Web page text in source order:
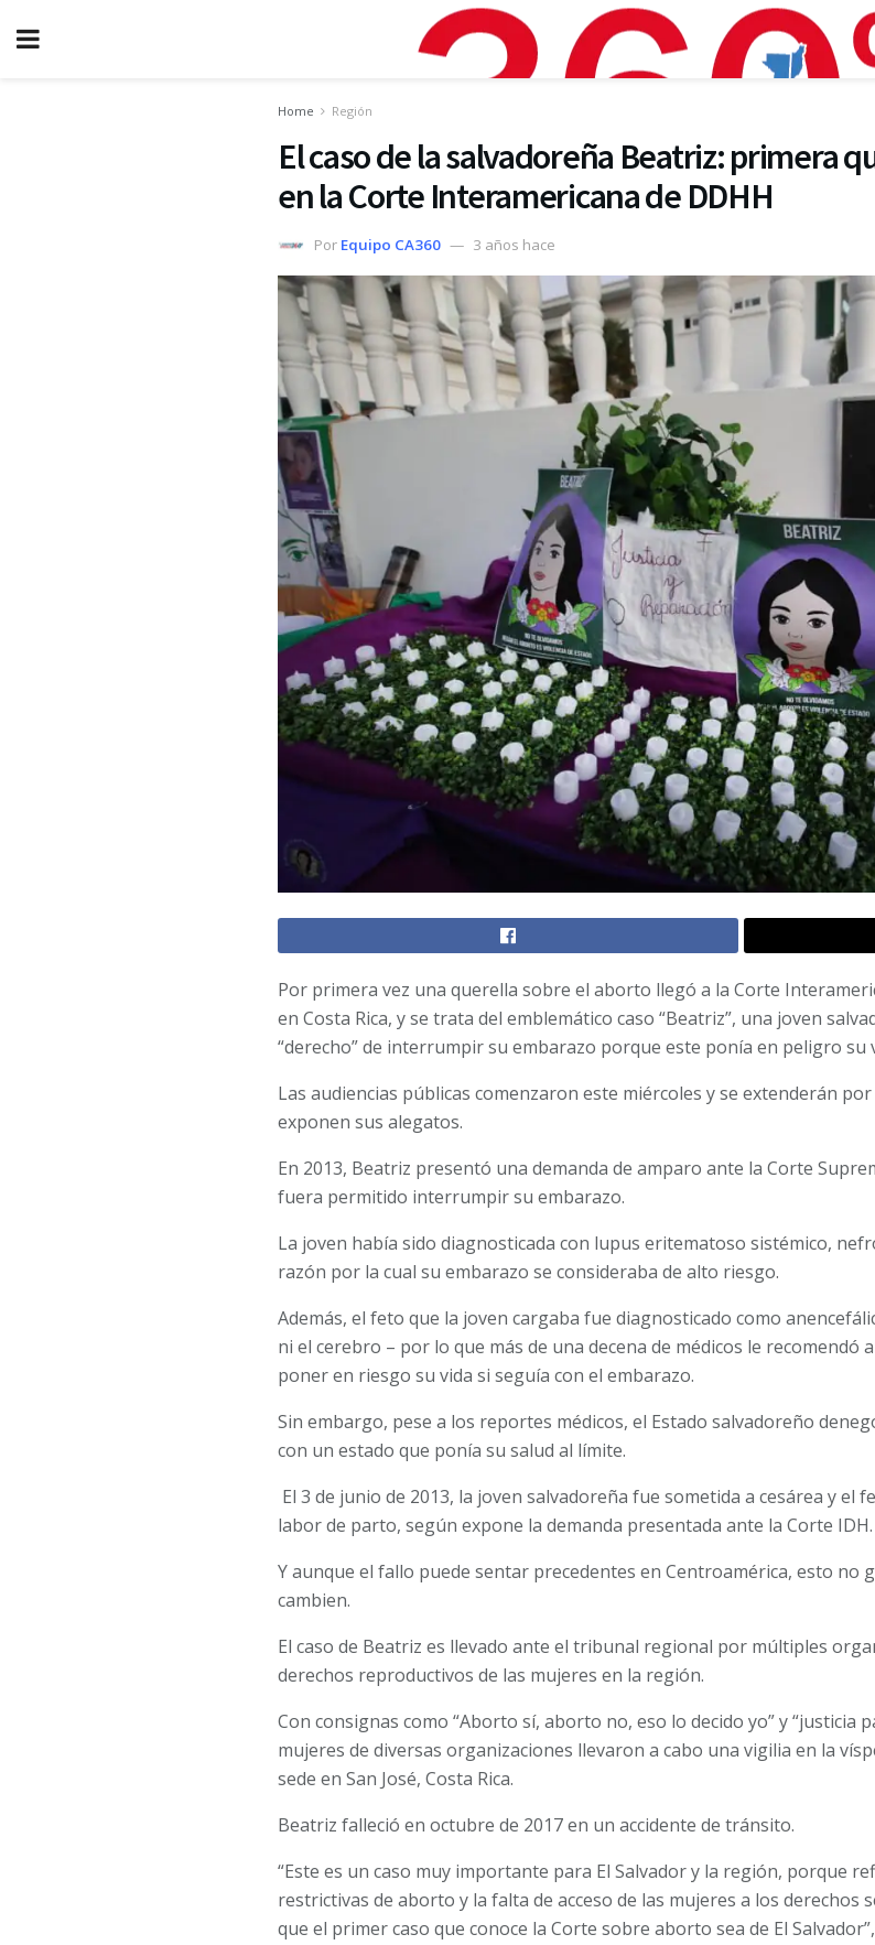
Home Región
El caso de la salvadoreña Beatriz: primera
en la Corte Interamericana de DDHH
Por Equipo CA360 3 años hace
Por primera vez una querella sobre el aborto llegó a la Corte
en Costa Rica, y se trata del emblemático caso “Beatriz”, una joven
“derecho” de interrumpir su embarazo porque este ponía en peligro su
Las audiencias públicas comenzaron este miércoles y se extenderán
exponen sus alegatos.
En 2013, Beatriz presentó una demanda de amparo ante la Corte
fuera permitido interrumpir su embarazo.
La joven había sido diagnosticada con lupus eritematoso sistémico,
razón por la cual su embarazo se consideraba de alto riesgo.
Además, el feto que la joven cargaba fue diagnosticado como
ni el cerebro – por lo que más de una decena de médicos le
poner en riesgo su vida si seguía con el embarazo.
Sin embargo, pese a los reportes médicos, el Estado salvadoreño
con un estado que ponía su salud al límite.
El 3 de junio de 2013, la joven salvadoreña fue sometida a cesárea y el
labor de parto, según expone la demanda presentada ante la Corte IDH.
Y aunque el fallo puede sentar precedentes en Centroamérica, esto no
cambien.
El caso de Beatriz es llevado ante el tribunal regional por múltiples
derechos reproductivos de las mujeres en la región.
Con consignas como “Aborto sí, aborto no, eso lo decido yo” y “justicia
mujeres de diversas organizaciones llevaron a cabo una vigilia en la
sede en San José, Costa Rica.
Beatriz falleció en octubre de 2017 en un accidente de tránsito.
“Este es un caso muy importante para El Salvador y la región, porque
restrictivas de aborto y la falta de acceso de las mujeres a los derechos
que el primer caso que conoce la Corte sobre aborto sea de El